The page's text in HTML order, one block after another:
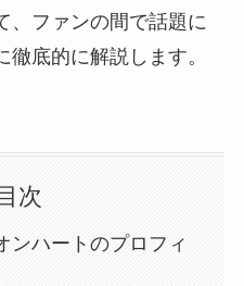
、ファンの間で話題に
底的に解説します。
目次
ンハートのプロフィ